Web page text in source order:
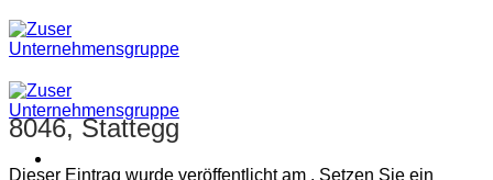
Zum
Inhalt
springen
8046, Stattegg
Dieser Eintrag wurde veröffentlicht am . Setzen Sie ein